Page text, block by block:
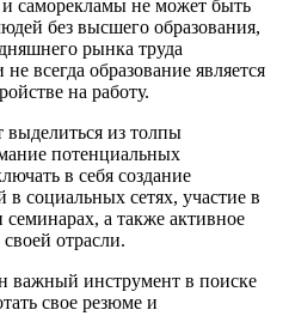
саморекламы не может быть
без высшего образования,
рынка труда
всегда образование является
на работу.
из толпы
потенциальных
в себя создание
социальных сетях, участие в
а также активное
отрасли.
важный инструмент в поиске
свое резюме и